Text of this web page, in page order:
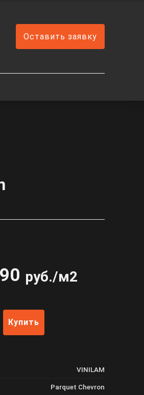
Оставить заявку
руб./м2
Купить
VINILAM
Parquet Chevron